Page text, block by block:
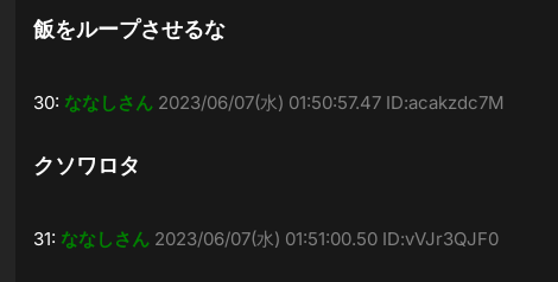
飯をループさせるな
30: ななしさん 2023/06/07(水) 01:50:57.47 ID:acakzdc7M
クソワロタ
31: ななしさん 2023/06/07(水) 01:51:00.50 ID:vVJr3QJF0